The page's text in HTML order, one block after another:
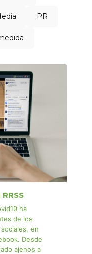
PR
ha
de los
en
Desde
ajenos a